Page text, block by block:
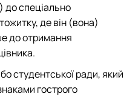
до спеціально
де він (вона)
до отримання
студентської ради, який
гострого